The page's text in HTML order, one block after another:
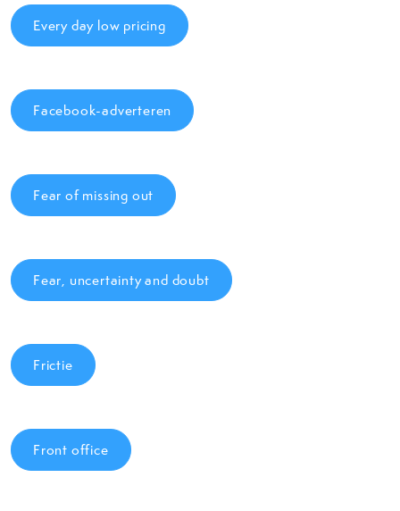
Every day low pricing
Facebook-adverteren
Fear of missing out
Fear, uncertainty and doubt
Frictie
Front office